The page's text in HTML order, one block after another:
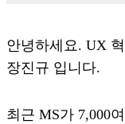
안녕하세요. UX
장진규 입니다.
최근 MS가 7,000